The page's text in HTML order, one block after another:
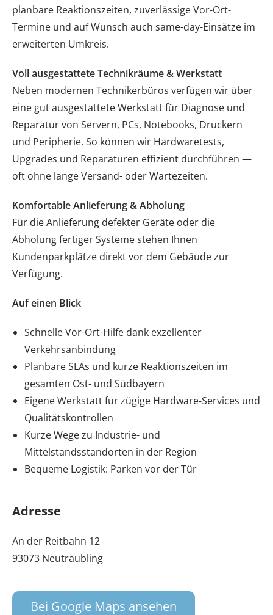
planbare Reaktionszeiten, zuverlässige Vor-Ort-
Termine und auf Wunsch auch same-day-Einsätze im
erweiterten Umkreis.
Voll ausgestattete Technikräume & Werkstatt
Neben modernen Technikerbüros verfügen wir über
eine gut ausgestattete Werkstatt für Diagnose und
Reparatur von Servern, PCs, Notebooks, Druckern
und Peripherie. So können wir Hardwaretests,
Upgrades und Reparaturen effizient durchführen —
oft ohne lange Versand- oder Wartezeiten.
Komfortable Anlieferung & Abholung
Für die Anlieferung defekter Geräte oder die
Abholung fertiger Systeme stehen Ihnen
Kundenparkplätze direkt vor dem Gebäude zur
Verfügung.
Auf einen Blick
Schnelle Vor-Ort-Hilfe dank exzellenter
Verkehrsanbindung
Planbare SLAs und kurze Reaktionszeiten im
gesamten Ost- und Südbayern
Eigene Werkstatt für zügige Hardware-Services und
Qualitätskontrollen
Kurze Wege zu Industrie- und
Mittelstandsstandorten in der Region
Bequeme Logistik: Parken vor der Tür
Adresse
An der Reitbahn 12
93073 Neutraubling
Bei Google Maps ansehen